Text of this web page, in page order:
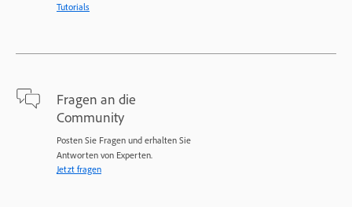
Tutorials
Fragen an die
Community
Posten Sie Fragen und erhalten Sie
Antworten von Experten.
Jetzt fragen